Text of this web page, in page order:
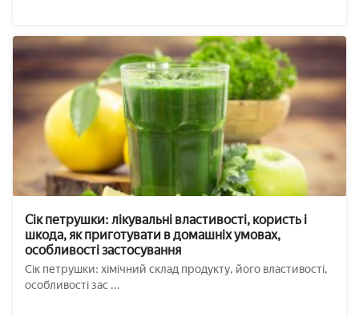
Сік петрушки: лікувальні властивості, користь і
шкода, як приготувати в домашніх умовах,
особливості застосування
Сік петрушки: хімічний склад продукту, його властивості,
особливості зас ...